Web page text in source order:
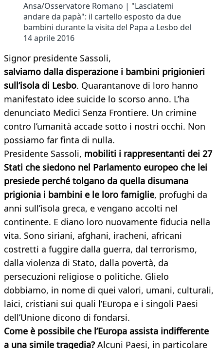
Ansa/Osservatore Romano | "Lasciatemi
andare da papà": il cartello esposto da due
bambini durante la visita del Papa a Lesbo del
14 aprile 2016
Signor presidente Sassoli,
salviamo dalla disperazione i bambini prigionieri
sull’isola di Lesbo. Quarantanove di loro hanno
manifestato idee suicide lo scorso anno. L’ha
denunciato Medici Senza Frontiere. Un crimine
contro l’umanità accade sotto i nostri occhi. Non
possiamo far finta di nulla.
Presidente Sassoli, mobiliti i rappresentanti dei 27
Stati che siedono nel Parlamento europeo che lei
presiede perché tolgano da quella disumana
prigionia i bambini e le loro famiglie, profughi da
anni sull’isola greca, e vengano accolti nel
continente. E diano loro nuovamente fiducia nella
vita. Sono siriani, afghani, iracheni, africani
costretti a fuggire dalla guerra, dal terrorismo,
dalla violenza di Stato, dalla povertà, da
persecuzioni religiose o politiche. Glielo
dobbiamo, in nome di quei valori, umani, culturali,
laici, cristiani sui quali l’Europa e i singoli Paesi
dell’Unione dicono di fondarsi.
Come è possibile che l’Europa assista indifferente
a una simile tragedia? Alcuni Paesi, in particolare